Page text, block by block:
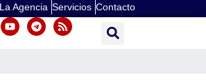
Agencia Servicios Contacto